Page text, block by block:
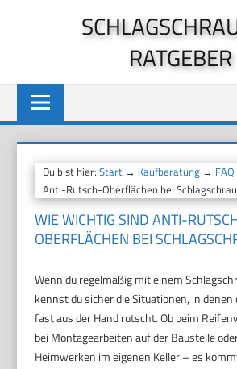
RATGEBER
Du bist hier:Start → Kaufberatung → FAQ
Anti-Rutsch-Oberflächen bei
WIE WICHTIG SIND ANTI-
OBERFLÄCHEN BEI
Wenn du regelmäßig mit einem
kennst du sicher die Situationen, in denen
fast aus der Hand rutscht. Ob beim
bei Montagearbeiten auf der Baustelle
Heimwerken im eigenen Keller – es